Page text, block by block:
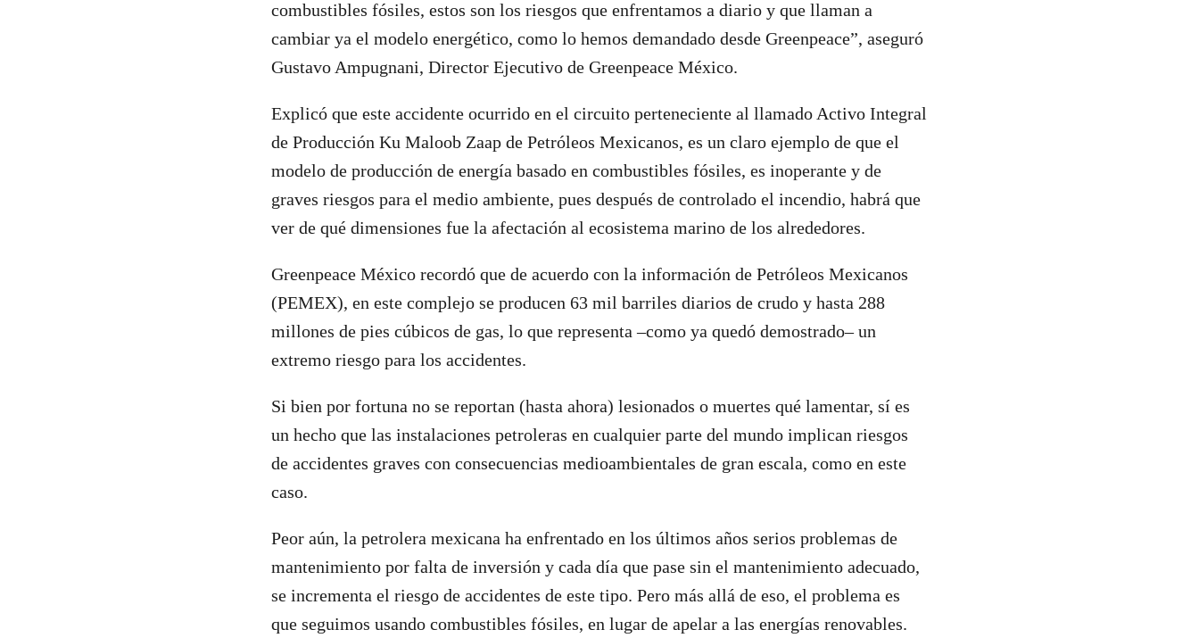
combustibles fósiles, estos son los riesgos que enfrentamos a diario y que llaman a
cambiar ya el modelo energético, como lo hemos demandado desde Greenpeace”, aseguró
Gustavo Ampugnani, Director Ejecutivo de Greenpeace México.
Explicó que este accidente ocurrido en el circuito perteneciente al llamado Activo Integral
de Producción Ku Maloob Zaap de Petróleos Mexicanos, es un claro ejemplo de que el
modelo de producción de energía basado en combustibles fósiles, es inoperante y de
graves riesgos para el medio ambiente, pues después de controlado el incendio, habrá que
ver de qué dimensiones fue la afectación al ecosistema marino de los alrededores.
Greenpeace México recordó que de acuerdo con la información de Petróleos Mexicanos
(PEMEX), en este complejo se producen 63 mil barriles diarios de crudo y hasta 288
millones de pies cúbicos de gas, lo que representa –como ya quedó demostrado– un
extremo riesgo para los accidentes.
Si bien por fortuna no se reportan (hasta ahora) lesionados o muertes qué lamentar, sí es
un hecho que las instalaciones petroleras en cualquier parte del mundo implican riesgos
de accidentes graves con consecuencias medioambientales de gran escala, como en este
caso.
Peor aún, la petrolera mexicana ha enfrentado en los últimos años serios problemas de
mantenimiento por falta de inversión y cada día que pase sin el mantenimiento adecuado,
se incrementa el riesgo de accidentes de este tipo. Pero más allá de eso, el problema es
que seguimos usando combustibles fósiles, en lugar de apelar a las energías renovables.